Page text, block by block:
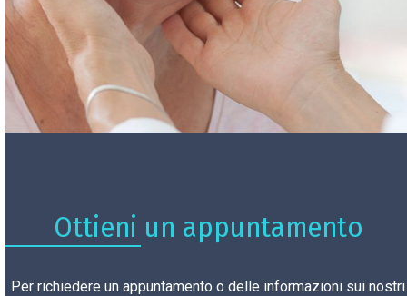
Ottieni un appuntamento
Per richiedere un appuntamento o delle informazioni sui nostri